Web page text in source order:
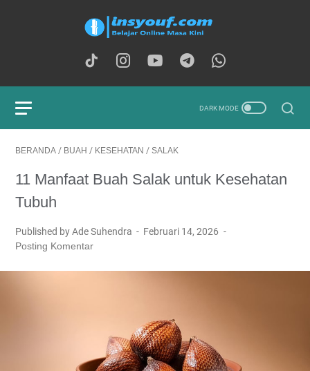
BERANDA / BUAH / KESEHATAN / SALAK
11 Manfaat Buah Salak untuk Kesehatan
Tubuh
Published by Ade Suhendra
Februari 14, 2026
Posting Komentar